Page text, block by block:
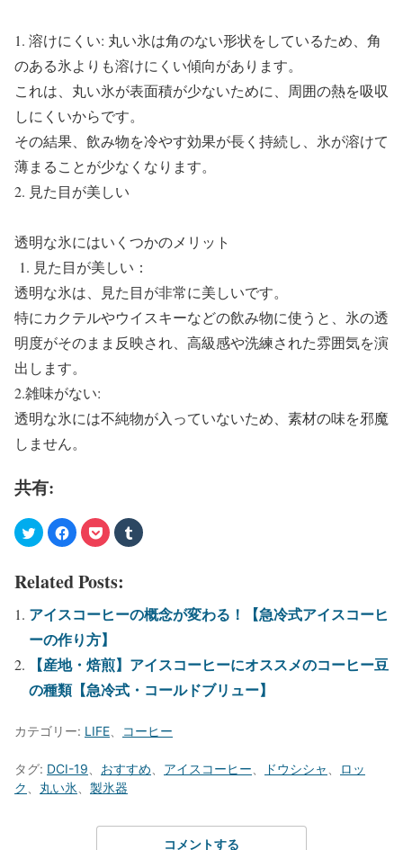
1. 溶けにくい: 丸い氷は角のない形状をしているため、角
のある氷よりも溶けにくい傾向があります。
これは、丸い氷が表面積が少ないために、周囲の熱を吸収
しにくいからです。
その結果、飲み物を冷やす効果が長く持続し、氷が溶けて
薄まることが少なくなります。
2. 見た目が美しい
透明な氷にはいくつかのメリット
1. 見た目が美しい：
透明な氷は、見た目が非常に美しいです。
特にカクテルやウイスキーなどの飲み物に使うと、氷の透
明度がそのまま反映され、高級感や洗練された雰囲気を演
出します。
2.雑味がない:
透明な氷には不純物が入っていないため、素材の味を邪魔
しません。
共有:
Related Posts:
アイスコーヒーの概念が変わる！【急冷式アイスコーヒ
ーの作り方】
【産地・焙煎】アイスコーヒーにオススメのコーヒー豆
の種類【急冷式・コールドブリュー】
カテゴリー: LIFE、 コーヒー
タグ: DCI-19、 おすすめ、 アイスコーヒー、 ドウシシャ、
ロッ
ク、 丸い氷、 製氷器
コメントする